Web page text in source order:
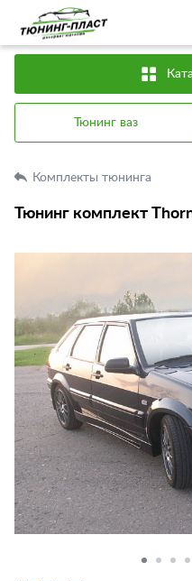
Тюнинг ваз
Комплекты тюнинга
Тюнинг комплект